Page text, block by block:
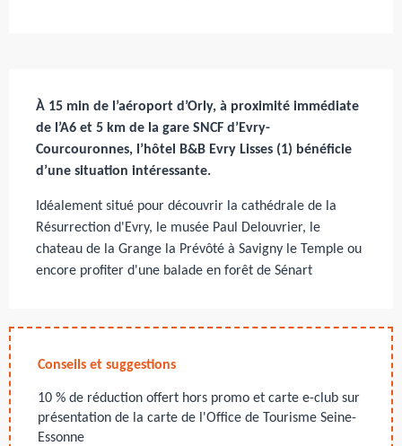
À 15 min de l’aéroport d’Orly, à proximité immédiate
de l’A6 et 5 km de la gare SNCF d’Evry-
Courcouronnes, l’hôtel B&B Evry Lisses (1) bénéficie
d’une situation intéressante.
Idéalement situé pour découvrir la cathédrale de la
Résurrection d'Evry, le musée Paul Delouvrier, le
chateau de la Grange la Prévôté à Savigny le Temple ou
encore profiter d'une balade en forêt de Sénart
Conseils et suggestions
10 % de réduction offert hors promo et carte e-club sur
présentation de la carte de l'Office de Tourisme Seine-
Essonne